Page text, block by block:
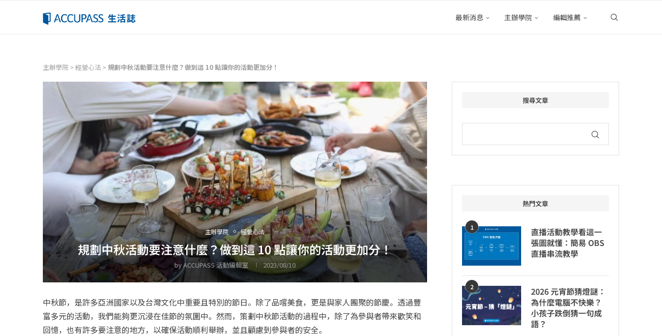
最新消息 主辦學院 編輯推薦
主辦學院 > 經營心法 > 規劃中秋活動要注意什麼？做到這 10 點讓你的活動更加分！
主辦學院 經營心法
規劃中秋活動要注意什麼？做到這 10 點讓你的活動更加分！
byACCUPASS 活動編輯室 2023/08/10
中秋節，是許多亞洲國家以及台灣文化中重要且特別的節日。除了品嚐美食，更是與家人團聚的節慶。透過豐
富多元的活動，我們能夠更沉浸在佳節的氛圍中。然而，策劃中秋節活動的過程中，除了為參與者帶來歡笑和
回憶，也有許多要注意的地方，以確保活動順利舉辦，並且顧慮到參與者的安全。
搜尋文章
熱門文章
1
直播活動教學看這一
張圖就懂：簡易 OBS
直播串流教學
2
2026 元宵節猜燈謎：
為什麼電腦不快樂？
小孩子跌倒猜一句成
語？